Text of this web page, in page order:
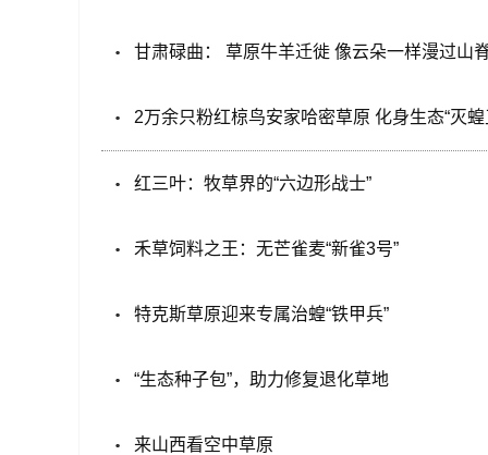
甘肃碌曲： 草原牛羊迁徙 像云朵一样漫过山
2万余只粉红椋鸟安家哈密草原 化身生态“灭蝗
红三叶：牧草界的“六边形战士”
禾草饲料之王：无芒雀麦“新雀3号”
特克斯草原迎来专属治蝗“铁甲兵”
“生态种子包”，助力修复退化草地
来山西看空中草原